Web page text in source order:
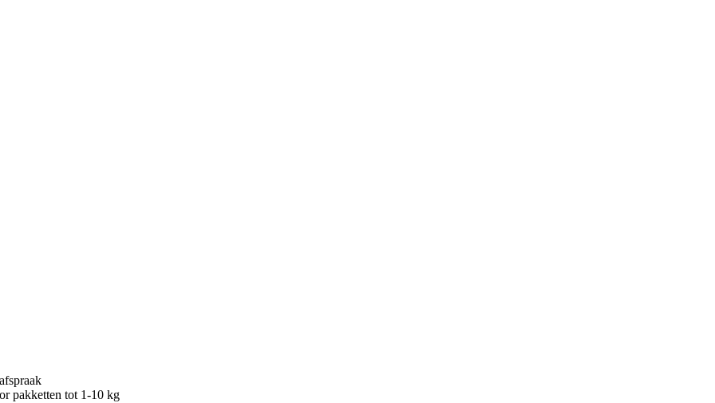
pakketten tot 1-10 kg